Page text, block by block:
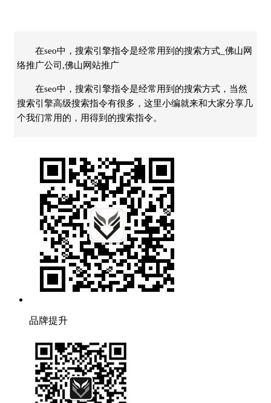
在seo中，搜索引擎指令是经常用到的搜索方式_佛山网
络推广公司,佛山网站推广
在seo中，搜索引擎指令是经常用到的搜索方式，当然
搜索引擎高级搜索指令有很多，这里小编就来和大家分享几
个我们常用的，用得到的搜索指令。
品牌提升